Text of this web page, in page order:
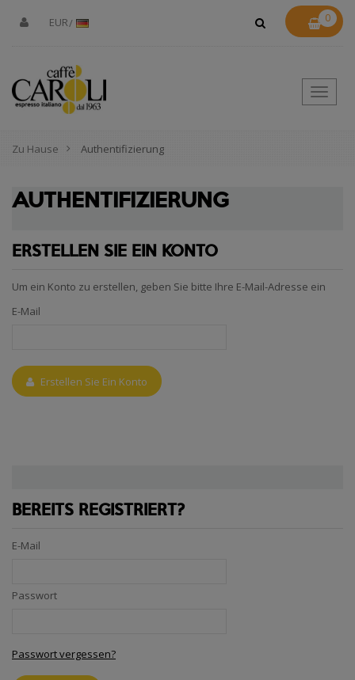
EUR 0
Zu Hause Authentifizierung
AUTHENTIFIZIERUNG
ERSTELLEN SIE EIN KONTO
Um ein Konto zu erstellen, geben Sie bitte Ihre E-Mail-Adresse ein
E-Mail
Erstellen Sie Ein Konto
BEREITS REGISTRIERT?
E-Mail
Passwort
Passwort vergessen?